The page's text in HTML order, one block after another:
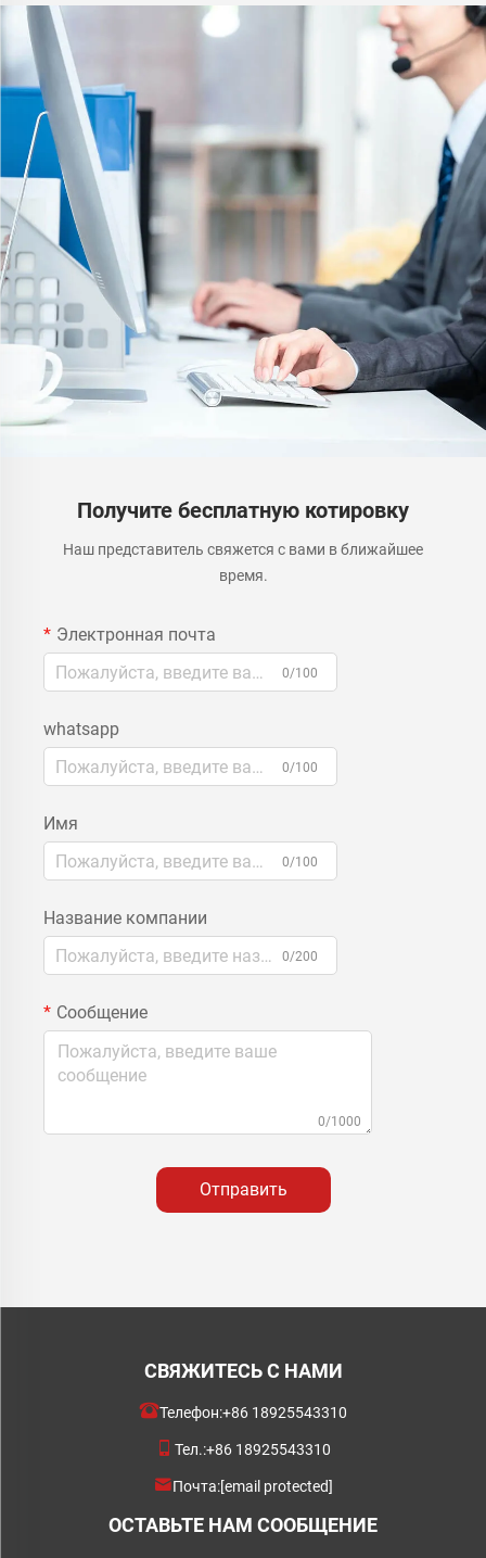
Получите бесплатную котировку
Наш представитель свяжется с вами в ближайшее
время.
Электронная почта
0/100
whatsapp
0/100
Имя
0/100
Название компании
0/200
Сообщение
0/1000
Отправить
СВЯЖИТЕСЬ С НАМИ
Телефон:+86 18925543310
Тел.:+86 18925543310
Почта:[email protected]
ОСТАВЬТЕ НАМ СООБЩЕНИЕ